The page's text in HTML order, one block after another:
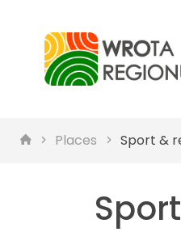
Places Sport &